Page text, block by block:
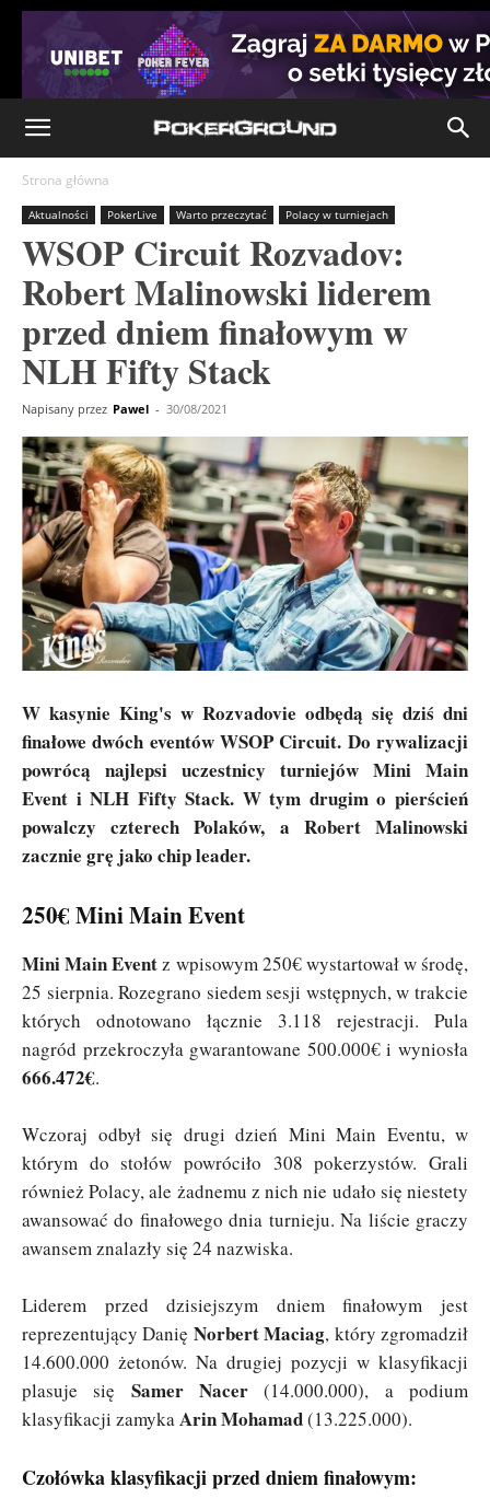
Strona główna
Aktualności PokerLive Warto przeczytać Polacy w turniejach
WSOP Circuit Rozvadov:
Robert Malinowski liderem
przed dniem finałowym w
NLH Fifty Stack
Napisany przez Pawel - 30/08/2021
W kasynie King's w Rozvadovie odbędą się dziś dni
finałowe dwóch eventów WSOP Circuit. Do rywalizacji
powrócą najlepsi uczestnicy turniejów Mini Main
Event i NLH Fifty Stack. W tym drugim o pierścień
powalczy czterech Polaków, a Robert Malinowski
zacznie grę jako chip leader.
250€ Mini Main Event
Mini Main Eventz wpisowym 250€ wystartował w środę,
25 sierpnia. Rozegrano siedem sesji wstępnych, w trakcie
których odnotowano łącznie 3.118 rejestracji. Pula
nagród przekroczyła gwarantowane 500.000€ i wyniosła
666.472€.
Wczoraj odbył się drugi dzień Mini Main Eventu, w
którym do stołów powróciło 308 pokerzystów. Grali
również Polacy, ale żadnemu z nich nie udało się niestety
awansować do finałowego dnia turnieju. Na liście graczy
awansem znalazły się 24 nazwiska.
Liderem przed dzisiejszym dniem finałowym jest
reprezentujący Danię Norbert Maciag, który zgromadził
14.600.000 żetonów. Na drugiej pozycji w klasyfikacji
plasuje się Samer Nacer (14.000.000), a podium
klasyfikacji zamykaArin Mohamad(13.225.000).
Czołówka klasyfikacji przed dniem finałowym: